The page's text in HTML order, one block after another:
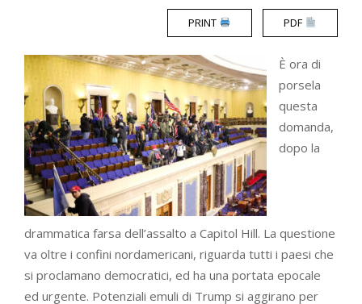
PRINT PDF
È ora di
porsela
questa
domanda,
dopo la
drammatica farsa dell’assalto a Capitol Hill. La questione
va oltre i confini nordamericani, riguarda tutti i paesi che
si proclamano democratici, ed ha una portata epocale
ed urgente. Potenziali emuli di Trump si aggirano per